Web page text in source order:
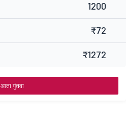
1200
₹72
₹1272
आता गुंतवा